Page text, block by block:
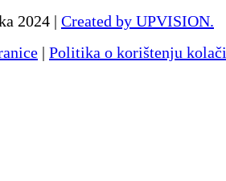
2024 | Created by UPVISION.
| Politika o korištenju